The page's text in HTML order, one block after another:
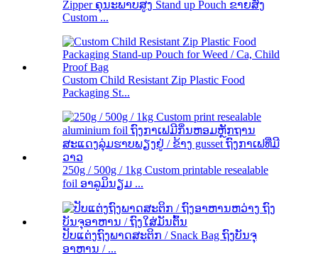
Zipper ຄຸນະພາບສູງ Stand up Pouch ຂາຍສົ່ງ
Custom ...
Custom Child Resistant Zip Plastic Food
Packaging St...
250g / 500g / 1kg Custom printable resealable
foil ອາລູມິນຽມ ...
ປັບແຕ່ງຖົງພາດສະຕິກ / Snack Bag ຖົງບັນຈຸ
ອາຫານ / ...